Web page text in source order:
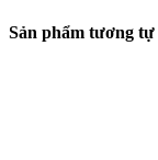
Sản phẩm tương tự